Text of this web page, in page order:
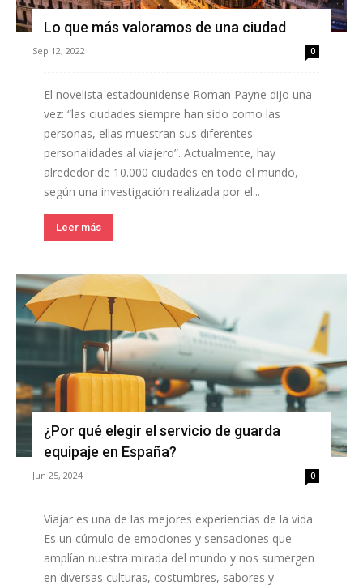
Lo que más valoramos de una ciudad
Sep 12, 2022 0
El novelista estadounidense Roman Payne dijo una
vez: “las ciudades siempre han sido como las
personas, ellas muestran sus diferentes
personalidades al viajero”. Actualmente, hay
alrededor de 10.000 ciudades en todo el mundo,
según una investigación realizada por el...
Leer más
¿Por qué elegir el servicio de guarda
equipaje en España?
Jun 25, 2024 0
Viajar es una de las mejores experiencias de la vida.
Es un cúmulo de emociones y sensaciones que
amplían nuestra mirada del mundo y nos sumergen
en diversas culturas, costumbres, sabores y